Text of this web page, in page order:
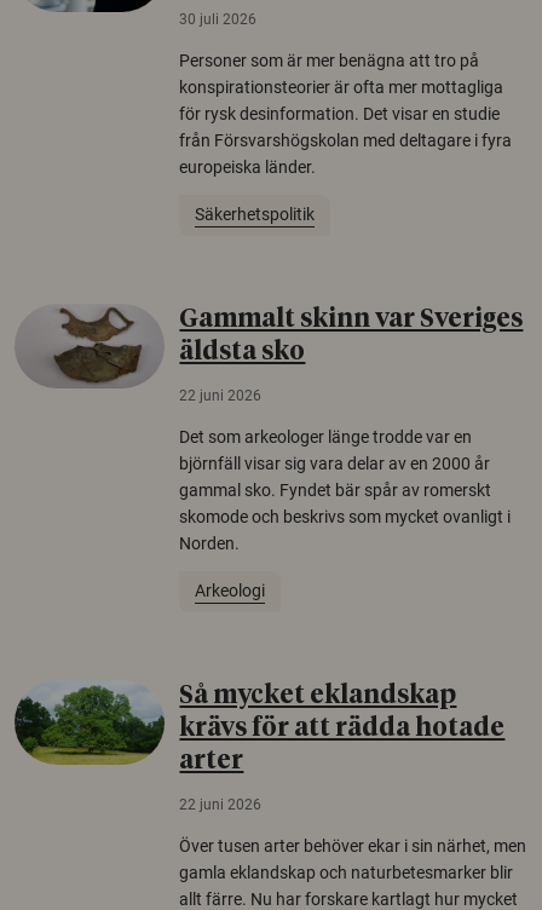
30 juli 2026
Personer som är mer benägna att tro på
konspirationsteorier är ofta mer mottagliga
för rysk desinformation. Det visar en studie
från Försvarshögskolan med deltagare i fyra
europeiska länder.
Säkerhetspolitik
Gammalt skinn var Sveriges
äldsta sko
22 juni 2026
Det som arkeologer länge trodde var en
björnfäll visar sig vara delar av en 2000 år
gammal sko. Fyndet bär spår av romerskt
skomode och beskrivs som mycket ovanligt i
Norden.
Arkeologi
Så mycket eklandskap
krävs för att rädda hotade
arter
22 juni 2026
Över tusen arter behöver ekar i sin närhet, men
gamla eklandskap och naturbetesmarker blir
allt färre. Nu har forskare kartlagt hur mycket